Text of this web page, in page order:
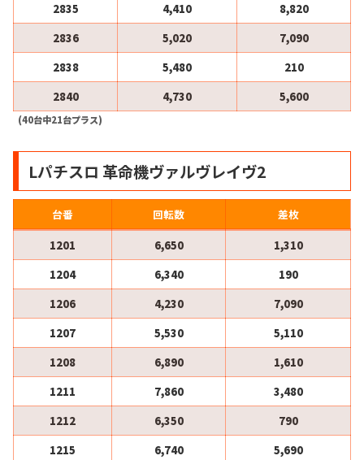
2835
4,410
8,820
2836
5,020
7,090
2838
5,480
210
2840
4,730 5,600
(40台中21台プラス)
Lパチスロ 革命機ヴァルヴレイヴ2
台番 回転数
差枚
1201
6,650
1,310
1204
6,340
190
1206
4,230
7,090
1207
5,530
5,110
1208
6,890
1,610
1211
7,860
3,480
1212
6,350
790
1215
6,740
5,690